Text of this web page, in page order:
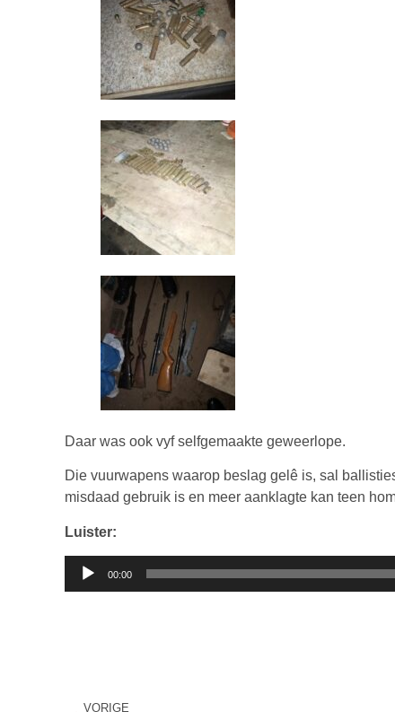
Daar was ook vyf selfgemaakte geweerlope.
Die vuurwapens waarop beslag gelê is, sal
misdaad gebruik is en meer aanklagte kan teen
Luister:
Klankspeler
00:00
VORIGE